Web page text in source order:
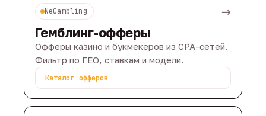
NeGambling →
Гемблинг-офферы
Офферы казино и букмекеров из CPA-сетей.
Фильтр по ГЕО, ставкам и модели.
Каталог офферов